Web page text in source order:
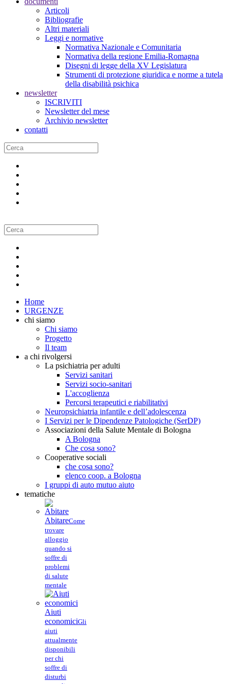
Articoli
Bibliografie
Altri materiali
Leggi e normative
Normativa Nazionale e Comunitaria
Normativa della regione Emilia-Romagna
Disegni di legge della XV Legislatura
Strumenti di protezione giuridica e norme a tutela
della disabilità psichica
newsletter
ISCRIVITI
Newsletter del mese
Archivio newsletter
contatti
Home
URGENZE
chi siamo
Chi siamo
Progetto
Il team
a chi rivolgersi
La psichiatria per adulti
Servizi sanitari
Servizi socio-sanitari
L'accoglienza
Percorsi terapeutici e riabilitativi
Neuropsichiatria infantile e dell’adolescenza
I Servizi per le Dipendenze Patologiche (SerDP)
Associazioni della Salute Mentale di Bologna
A Bologna
Che cosa sono?
Cooperative sociali
che cosa sono?
elenco coop. a Bologna
I gruppi di auto mutuo aiuto
tematiche
AbitareCome
trovare
alloggio
quando si
soffre di
problemi
di salute
mentale
Aiuti
economiciGli
aiuti
attualmente
disponibili
per chi
soffre di
disturbi